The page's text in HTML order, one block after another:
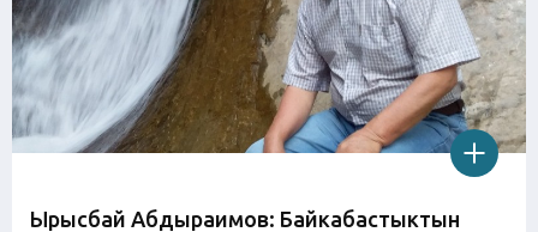
Ырысбай Абдыраимов: Байкабастыктын